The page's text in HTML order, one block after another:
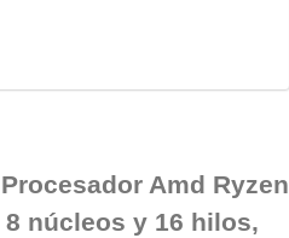
Amd Ryzen
8 núcleos y 16 hilos,